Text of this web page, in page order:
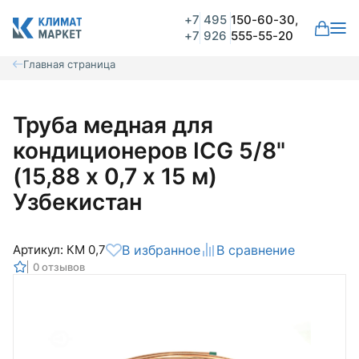
+7 495 150-60-30,
+7 926 555-55-20
Главная страница
Труба медная для
кондиционеров ICG 5/8"
(15,88 х 0,7 х 15 м)
Узбекистан
Артикул: КМ 0,7 В избранное В сравнение
0 отзывов